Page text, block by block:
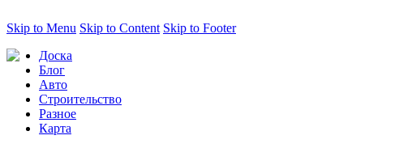
Skip to Menu Skip to Content Skip to Footer
Доска
Блог
Авто
Строительство
Разное
Карта